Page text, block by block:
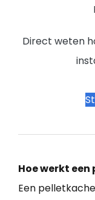
Direct weten
Hoe werkt
Een